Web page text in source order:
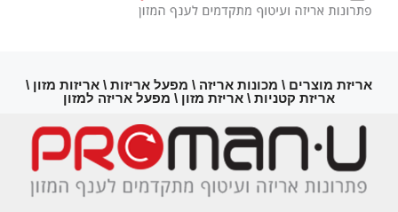
אריזת מוצרים \ מכונות אריזה \ מפעל אריזות \ אריזות מזון \
אריזת קטניות \ אריזת מזון \ מפעל אריזה למזון